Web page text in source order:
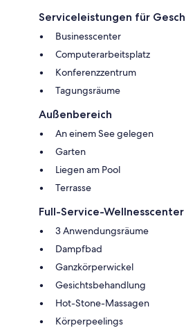
Serviceleistungen für
Businesscenter
Computerarbeitsplatz
Konferenzzentrum
Tagungsräume
Außenbereich
An einem See gelegen
Garten
Liegen am Pool
Terrasse
Full-Service-Wellnesscenter
3 Anwendungsräume
Dampfbad
Ganzkörperwickel
Gesichtsbehandlung
Hot-Stone-Massagen
Körperpeelings